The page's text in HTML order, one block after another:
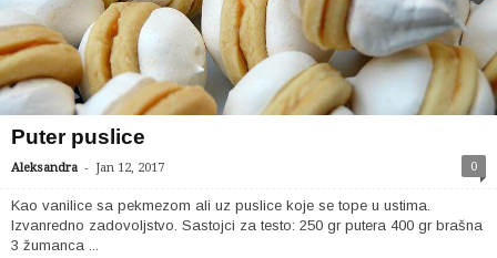
Puter puslice
Aleksandra - Jan 12, 2017 0
Kao vanilice sa pekmezom ali uz puslice koje se tope u ustima.
Izvanredno zadovoljstvo. Sastojci za testo: 250 gr putera 400 gr brašna
3 žumanca ...